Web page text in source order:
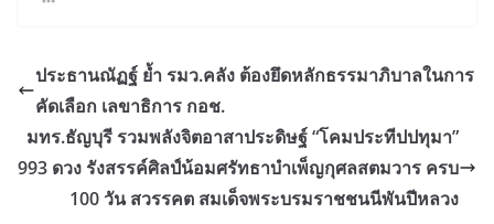
ประธานณัฏฐ์ ย้ำ รมว.คลัง ต้องยึดหลักธรรมาภิบาลในการ
คัดเลือก เลขาธิการ กอช.
มทร.ธัญบุรี รวมพลังจิตอาสาประดิษฐ์ “โคมประทีปปทุมา”
993 ดวง รังสรรค์ศิลป์น้อมศรัทธาบำเพ็ญกุศลสตมวาร ครบ
100 วัน สวรรคต สมเด็จพระบรมราชชนนีพันปีหลวง